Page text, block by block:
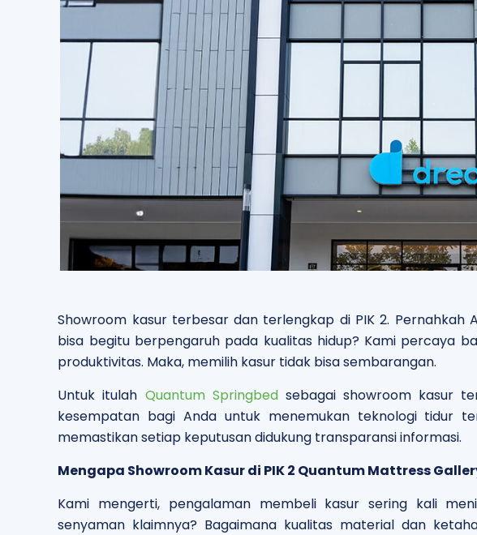
Showroom kasur terbesar dan terlengkap di PIK 2. Pernahkah
bisa begitu berpengaruh pada kualitas hidup? Kami percaya
produktivitas. Maka, memilih kasur tidak bisa sembarangan.
Untuk itulah Quantum Springbedsebagai showroom kasur
kesempatan bagi Anda untuk menemukan teknologi tidur
memastikan setiap keputusan didukung transparansi informasi.
Mengapa Showroom Kasur di PIK 2 Quantum Mattress
Kami mengerti, pengalaman membeli kasur sering kali
senyaman klaimnya? Bagaimana kualitas material dan